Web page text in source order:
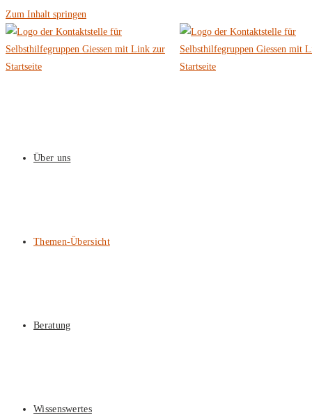
Zum Inhalt springen
Über uns
Themen-Übersicht
Beratung
Wissenswertes